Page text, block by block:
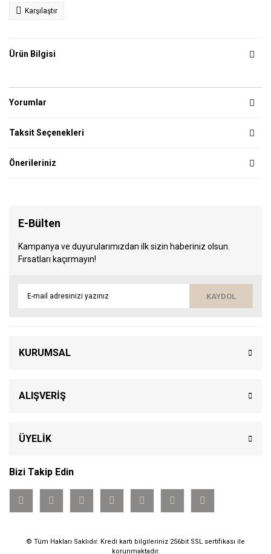
Karşılaştır
Ürün Bilgisi
Yorumlar
Taksit Seçenekleri
Önerileriniz
E-Bülten
Kampanya ve duyurularımızdan ilk sizin haberiniz olsun.
Fırsatları kaçırmayın!
KAYDOL
KURUMSAL
ALIŞVERİŞ
ÜYELİK
Bizi Takip Edin
© Tüm Hakları Saklıdır. Kredi kartı bilgileriniz 256bit SSL sertifikası ile
korunmaktadır.